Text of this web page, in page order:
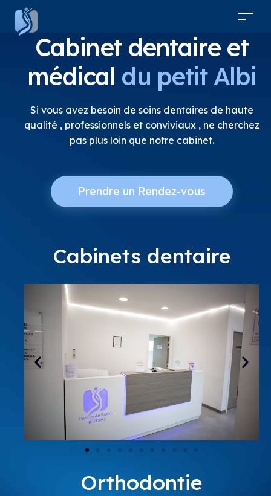
Cabinet dentaire et
médical du petit Albi
Si vous avez besoin de soins dentaires de haute
qualité , professionnels et conviviaux , ne cherchez
pas plus loin que notre cabinet.
Prendre un Rendez-vous
Cabinets dentaire
Orthodontie